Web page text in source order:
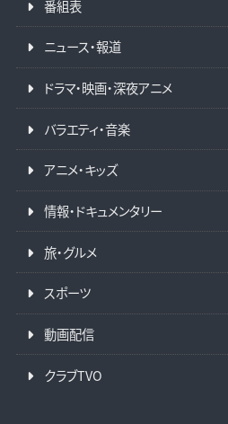
番組表
ニュース・報道
ドラマ・映画・深夜アニメ
バラエティ・音楽
アニメ・キッズ
情報・ドキュメンタリー
旅・グルメ
スポーツ
動画配信
クラブTVO